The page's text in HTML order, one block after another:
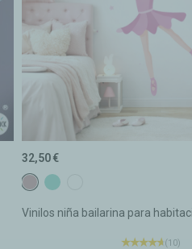
Vinilos niña bailarina para
32,50 €
(10)
R21 ROSA GRIS
E10 TURQUESA